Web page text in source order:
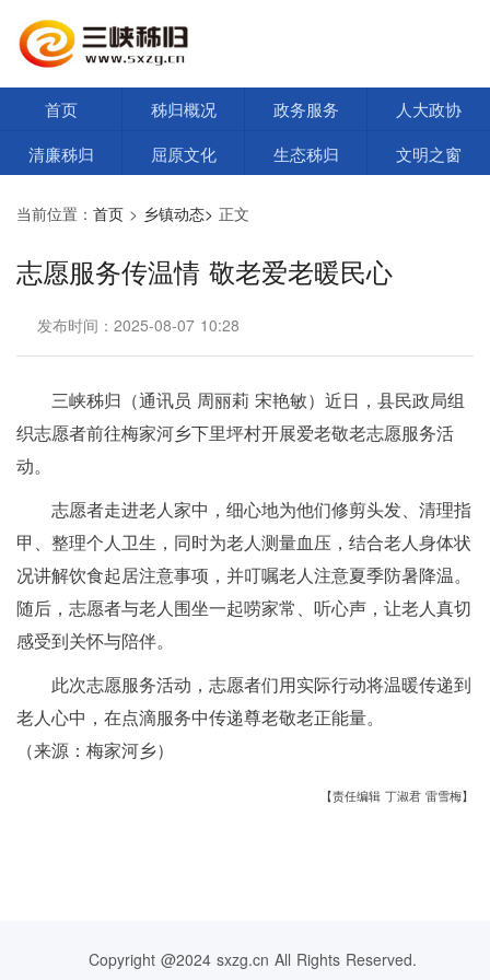
首页 秭归概况 政务服务
人大政协
清廉秭归
屈原文化 生态秭归 文明之窗
当前位置： 首页 > 乡镇动态> 正文
志愿服务传温情 敬老爱老暖民心
发布时间：2025-08-07 10:28
三峡秭归（通讯员 周丽莉 宋艳敏）近日，县民政局组
织志愿者前往梅家河乡下里坪村开展爱老敬老志愿服务活
动。
志愿者走进老人家中，细心地为他们修剪头发、清理指
甲、整理个人卫生，同时为老人测量血压，结合老人身体状
况讲解饮食起居注意事项，并叮嘱老人注意夏季防暑降温。
随后，志愿者与老人围坐一起唠家常、听心声，让老人真切
感受到关怀与陪伴。
此次志愿服务活动，志愿者们用实际行动将温暖传递到
老人心中，在点滴服务中传递尊老敬老正能量。
（来源：梅家河乡）
【责任编辑 丁淑君 雷雪梅】
Copyright @2024 sxzg.cn All Rights Reserved.